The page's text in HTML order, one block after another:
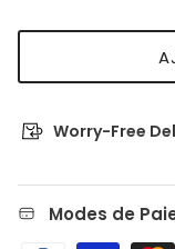
Worry-Free
Modes de